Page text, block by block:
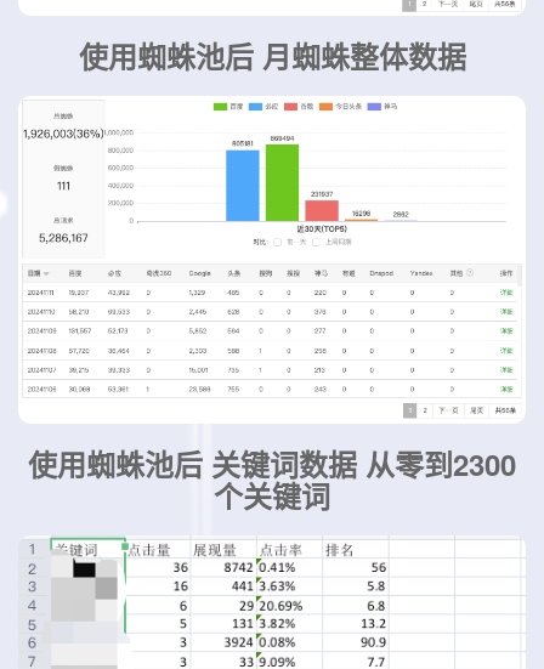
使用蜘蛛池后 月蜘蛛整体数据
使用蜘蛛池后 关键词数据 从零到2300
个关键词